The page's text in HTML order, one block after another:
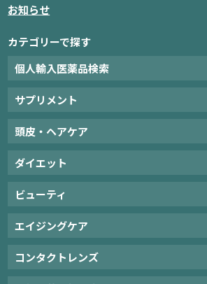
お知らせ
カテゴリーで探す
個人輸入医薬品検索
サプリメント
頭皮・ヘアケア
ダイエット
ビューティ
エイジングケア
コンタクトレンズ